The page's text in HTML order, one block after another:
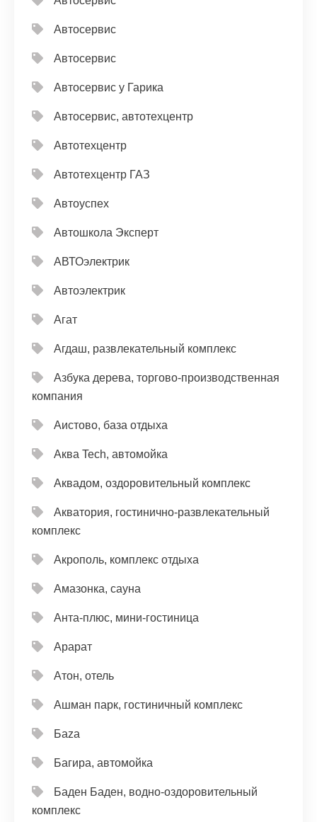
Автосервис
Автосервис
Автосервис у Гарика
Автосервис, автотехцентр
Автотехцентр
Автотехцентр ГАЗ
Автоуспех
Автошкола Эксперт
АВТОэлектрик
Автоэлектрик
Агат
Агдаш, развлекательный комплекс
Азбука дерева, торгово-производственная
компания
Аистово, база отдыха
Аква Tech, автомойка
Аквадом, оздоровительный комплекс
Акватория, гостинично-развлекательный
комплекс
Акрополь, комплекс отдыха
Амазонка, сауна
Анта-плюс, мини-гостиница
Арарат
Атон, отель
Ашман парк, гостиничный комплекс
Баzа
Багира, автомойка
Баден Баден, водно-оздоровительный
комплекс